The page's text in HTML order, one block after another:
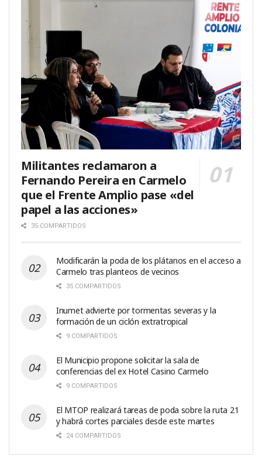
Militantes reclamaron a
Fernando Pereira en Carmelo
que el Frente Amplio pase «del
papel a las acciones»
35 COMPARTIDOS
Modificarán la poda de los plátanos en el acceso a
Carmelo tras planteos de vecinos
35 COMPARTIDOS
Inumet advierte por tormentas severas y la
formación de un ciclón extratropical
9 COMPARTIDOS
El Municipio propone solicitar la sala de
conferencias del ex Hotel Casino Carmelo
9 COMPARTIDOS
El MTOP realizará tareas de poda sobre la ruta 21
y habrá cortes parciales desde este martes
24 COMPARTIDOS